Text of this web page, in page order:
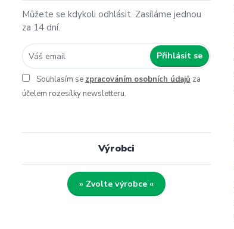
Můžete se kdykoli odhlásit. Zasíláme jednou
za 14 dní.
Přihlásit se
Souhlasím se zpracováním osobních údajů za
účelem rozesílky newsletteru.
Výrobci
» Zvolte výrobce «